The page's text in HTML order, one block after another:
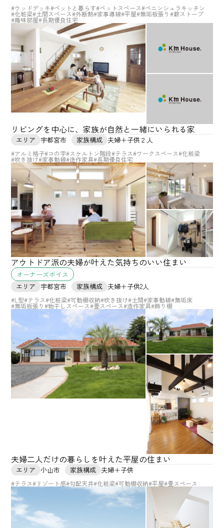
#ウッドデッキ#ペットと暮らす#ペットスペース#ペニンシュラキッチン
#化粧梁#土間スペース#外断熱#家事導線#平屋#無垢板張り#薪ストーブ
#趣味部屋#長期優良住宅
リビングを中心に、家族が自然と一緒にいられる家
エリア 宇都宮市 家族構成 夫婦＋子供２人
#アルミ格子#コの字#スケルトン階段#テラス#ワークスペース#化粧梁
#吹き抜け#家事動線#造作家具#長期優良住宅
アウトドア派の夫婦が叶えた気持ちのいい住まい
オーナーズボイス
エリア
宇都宮市 家族構成 夫婦＋子供2人
#L型#テラス#化粧梁#可動棚収納#吹き抜け#土間#家事動線#無垢床
#無垢板張り#物干しスペース#畳スペース#造作家具#飾り棚
夫婦二人だけの暮らしを叶えた平屋の住まい
エリア 小山市 家族構成 夫婦＋子供
#テラス#リゾート感#勾配天井#化粧梁#可動棚収納#平屋#畳スペース